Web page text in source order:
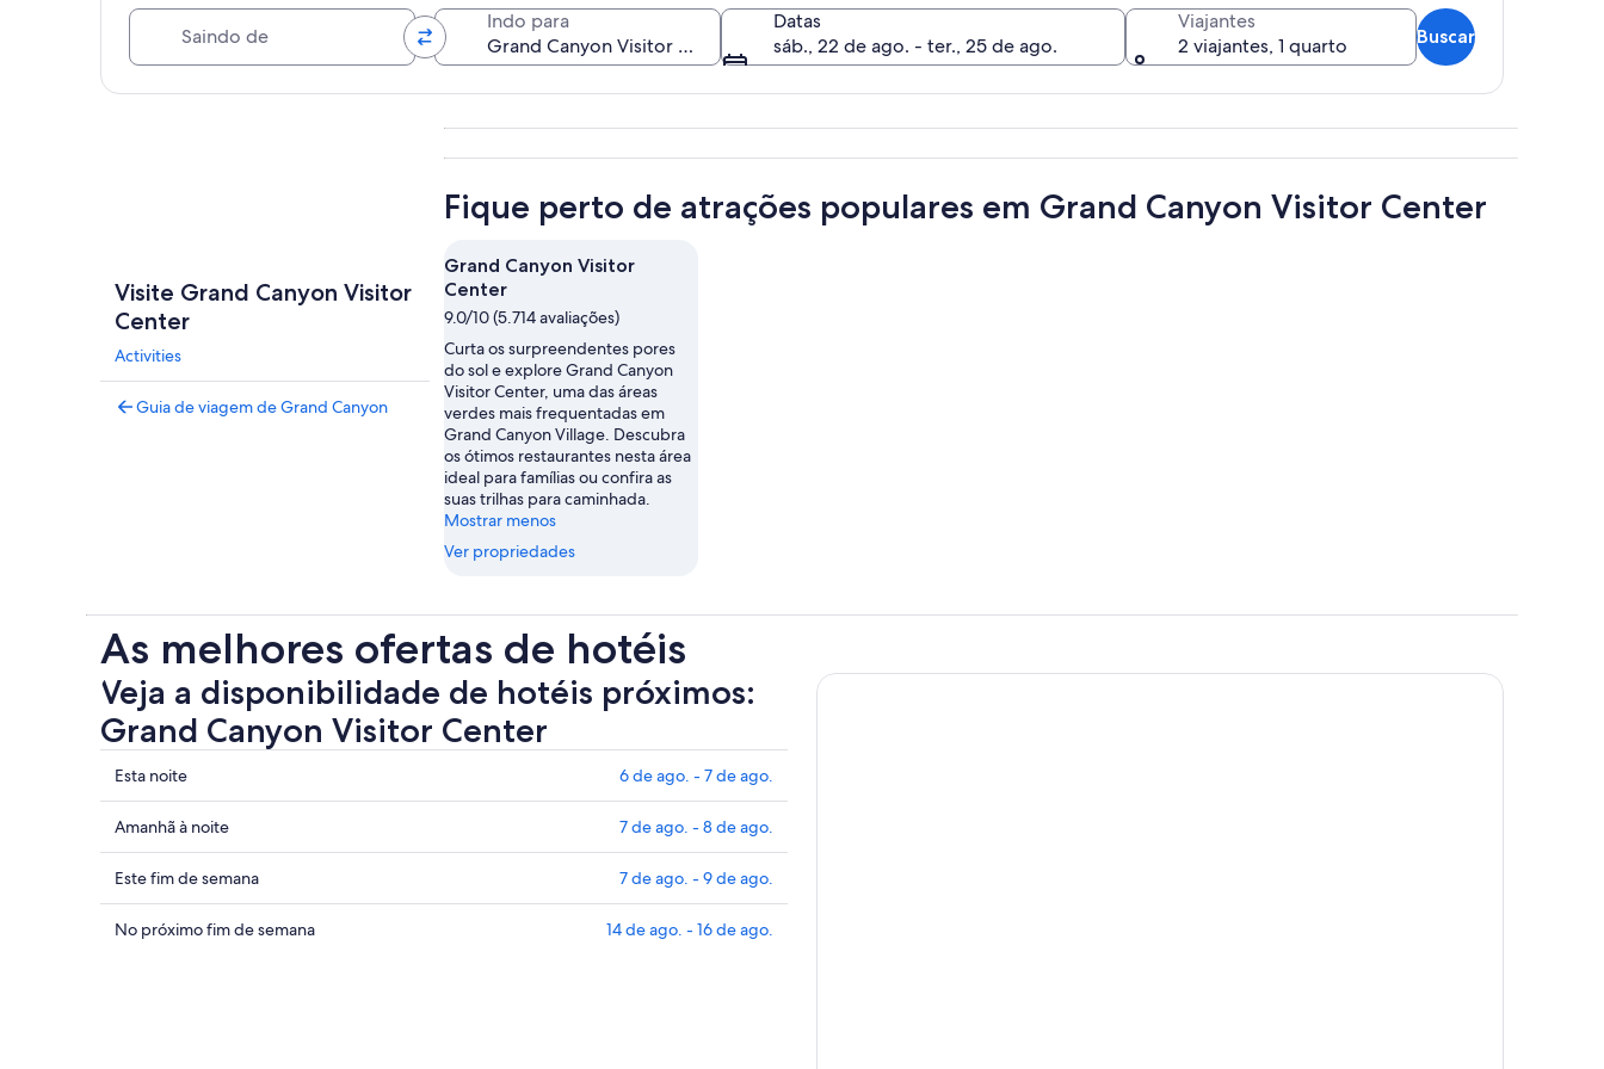
Indo para
Datas
sáb., 22 de ago. - ter., 25 de ago.
Viajantes
2 viajantes, 1 quarto
Buscar
Visite Grand Canyon Visitor
Center
Activities
Guia de viagem de Grand Canyon
Fique perto de atrações populares em Grand Canyon Visitor Center
Grand Canyon Visitor
Center
9.0/10 (5.714 avaliações)
Curta os surpreendentes pores
do sol e explore Grand Canyon
Visitor Center, uma das áreas
verdes mais frequentadas em
Grand Canyon Village. Descubra
os ótimos restaurantes nesta área
ideal para famílias ou confira as
suas trilhas para caminhada.
Mostrar menos
Ver propriedades
As melhores ofertas de hotéis
Veja a disponibilidade de hotéis próximos:
Grand Canyon Visitor Center
Mostrar
preços
perto
de
Grand
Canyon
Visitor
Esta noite 6 de ago. - 7 de ago.
Mostrar
preços
perto
de
Grand
Amanhã à noite 7 de ago. - 8 de ago.
Mostrar
preços
perto
Este fim de semana 7 de ago. - 9 de ago.
Mostrar
No próximo fim de semana 14 de ago. - 16 de ago.